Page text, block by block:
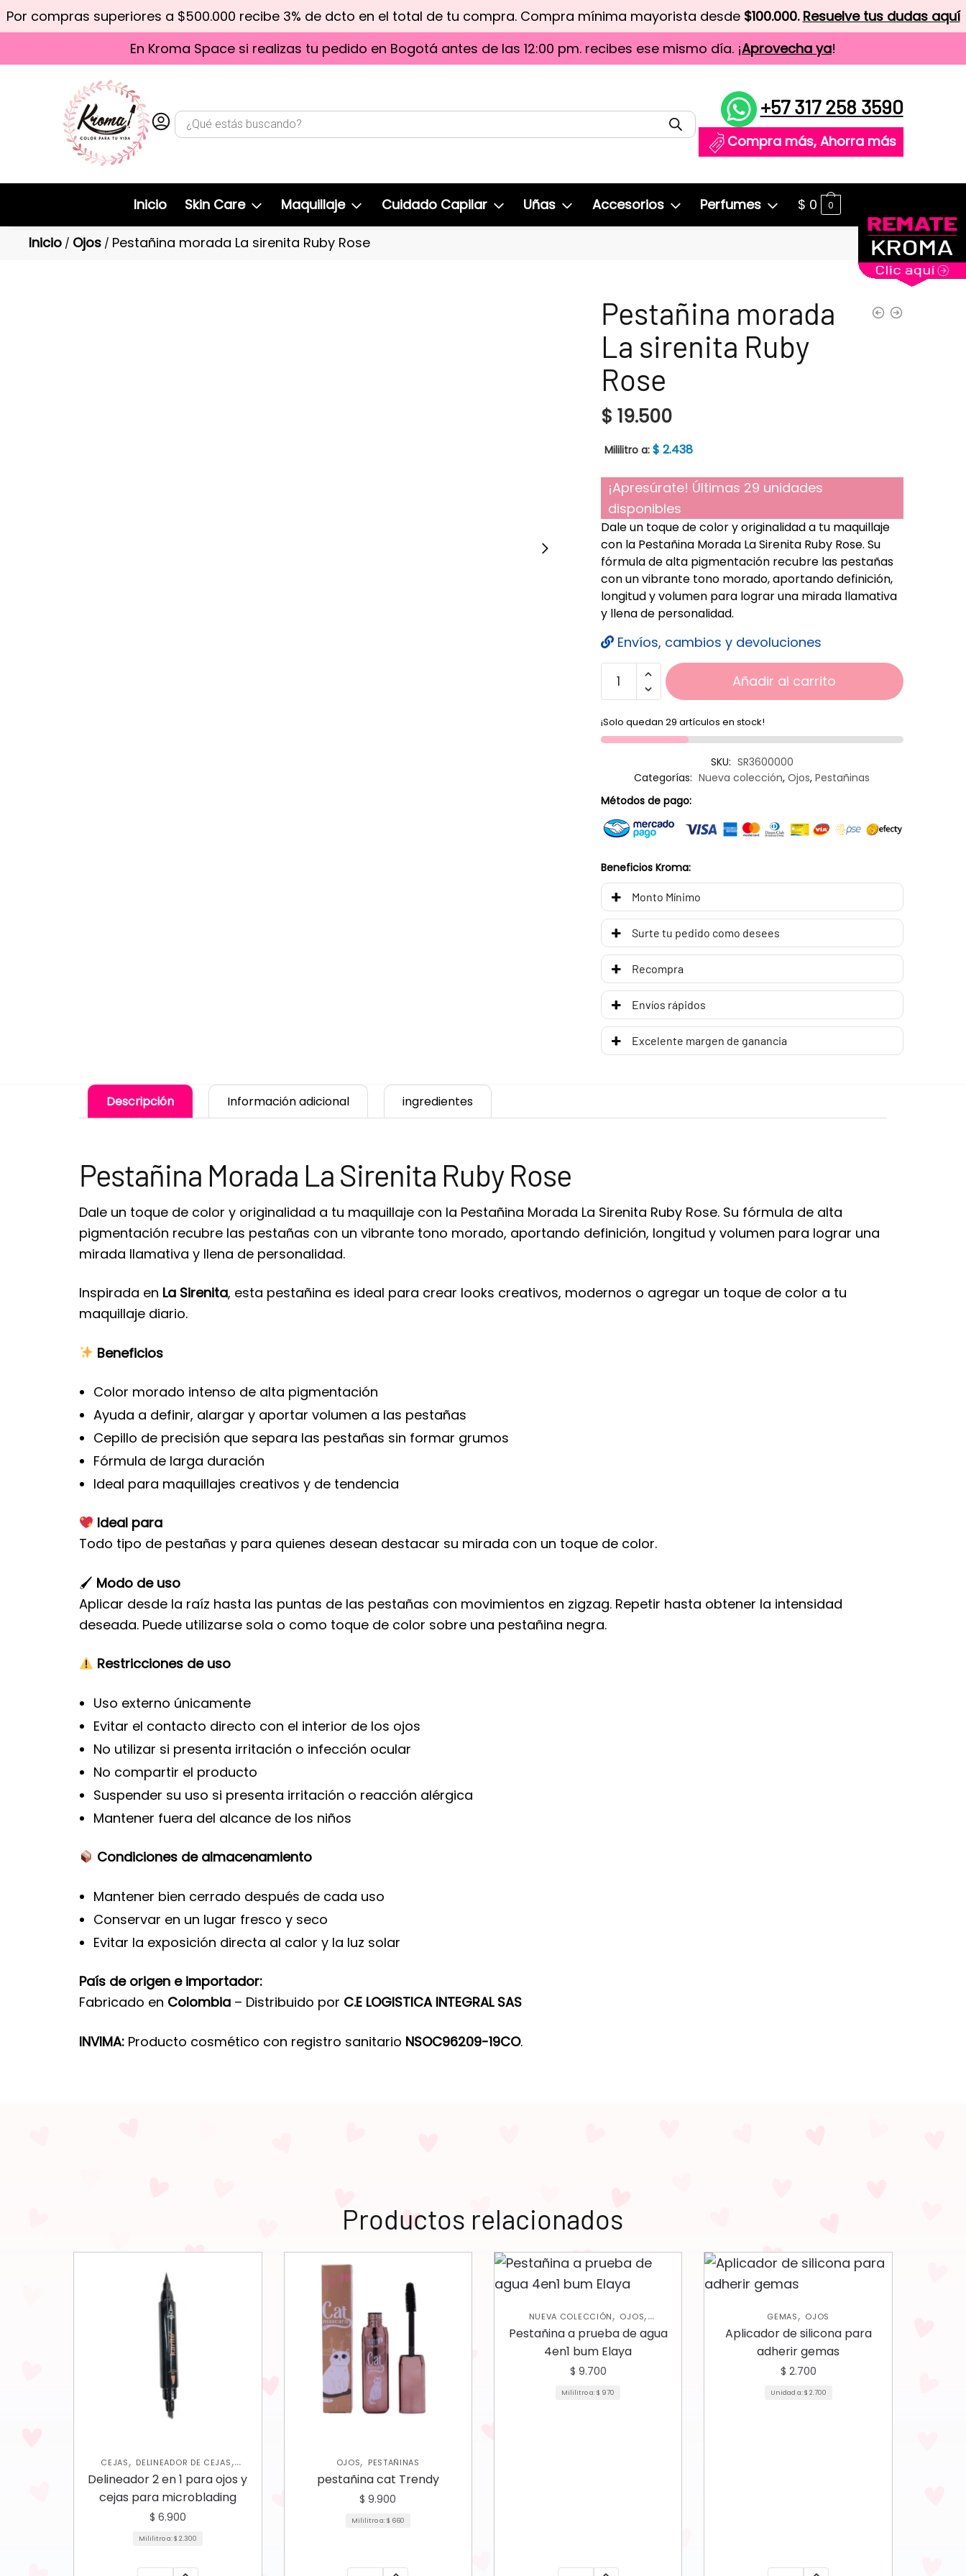
Por compras superiores a $500.000 recibe 3% de dcto en el total de tu compra. Compra mínima mayorista desde $100.000. Resuelve tus dudas aquí
En Kroma Space si realizas tu pedido en Bogotá antes de las 12:00 pm. recibes ese mismo día. ¡Aprovecha ya!
+57 317 258 3590
Compra más, Ahorra más
Inicio Skin Care Maquillaje Cuidado Capilar Uñas Accesorios Perfumes $ 0 0
Inicio / Ojos / Pestañina morada La sirenita Ruby Rose
Pestañina morada
La sirenita Ruby
Rose
$ 19.500
Mililitro a: $ 2.438
¡Apresúrate! Últimas 29 unidades
disponibles
Dale un toque de color y originalidad a tu maquillaje
con la Pestañina Morada La Sirenita Ruby Rose. Su
fórmula de alta pigmentación recubre las pestañas
con un vibrante tono morado, aportando definición,
longitud y volumen para lograr una mirada llamativa
y llena de personalidad.
Envíos, cambios y devoluciones
Añadir al carrito
¡Solo quedan 29 artículos en stock!
SKU: SR3600000
Categorías: Nueva colección,Ojos,Pestañinas
Métodos de pago:
Beneficios Kroma:
Monto Mínimo
Surte tu pedido como desees
Recompra
Envíos rápidos
Excelente margen de ganancia
Descripción Información adicional ingredientes
Pestañina Morada La Sirenita Ruby Rose
Dale un toque de color y originalidad a tu maquillaje con la Pestañina Morada La Sirenita Ruby Rose. Su fórmula de alta
pigmentación recubre las pestañas con un vibrante tono morado, aportando definición, longitud y volumen para lograr una
mirada llamativa y llena de personalidad.
Inspirada en La Sirenita, esta pestañina es ideal para crear looks creativos, modernos o agregar un toque de color a tu
maquillaje diario.
Beneficios
Color morado intenso de alta pigmentación
Ayuda a definir, alargar y aportar volumen a las pestañas
Cepillo de precisión que separa las pestañas sin formar grumos
Fórmula de larga duración
Ideal para maquillajes creativos y de tendencia
Ideal para
Todo tipo de pestañas y para quienes desean destacar su mirada con un toque de color.
🖌 Modo de uso
Aplicar desde la raíz hasta las puntas de las pestañas con movimientos en zigzag. Repetir hasta obtener la intensidad
deseada. Puede utilizarse sola o como toque de color sobre una pestañina negra.
Restricciones de uso
Uso externo únicamente
Evitar el contacto directo con el interior de los ojos
No utilizar si presenta irritación o infección ocular
No compartir el producto
Suspender su uso si presenta irritación o reacción alérgica
Mantener fuera del alcance de los niños
Condiciones de almacenamiento
Mantener bien cerrado después de cada uso
Conservar en un lugar fresco y seco
Evitar la exposición directa al calor y la luz solar
País de origen e importador:
Fabricado en Colombia– Distribuido por C.E LOGISTICA INTEGRAL SAS
INVIMA:Producto cosmético con registro sanitario NSOC96209-19CO.
Productos relacionados
CEJAS, DELINEADOR DE CEJAS,
DELINEADORES DE OJOS,OJOS
Delineador 2 en 1 para ojos y
cejas para microblading
$ 6.900
Mililitro a:$ 2.300
OJOS, PESTAÑINAS
pestañina cat Trendy
$ 9.900
Mililitro a:$ 660
NUEVA COLECCIÓN, OJOS,
PESTAÑINAS
Pestañina a prueba de agua
4en1 bum Elaya
$ 9.700
Mililitro a:$ 970
GEMAS, OJOS
Aplicador de silicona para
adherir gemas
$ 2.700
Unidad a:$ 2.700